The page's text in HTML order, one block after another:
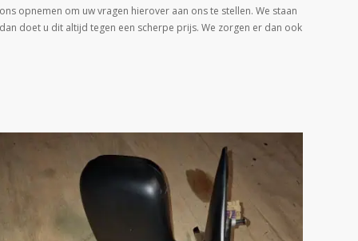
opnemen om uw vragen hierover aan ons te stellen. We staan
doet u dit altijd tegen een scherpe prijs. We zorgen er dan ook